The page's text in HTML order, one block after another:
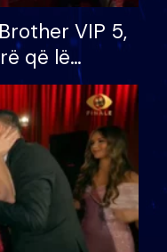
VIP 5,
që lë
për